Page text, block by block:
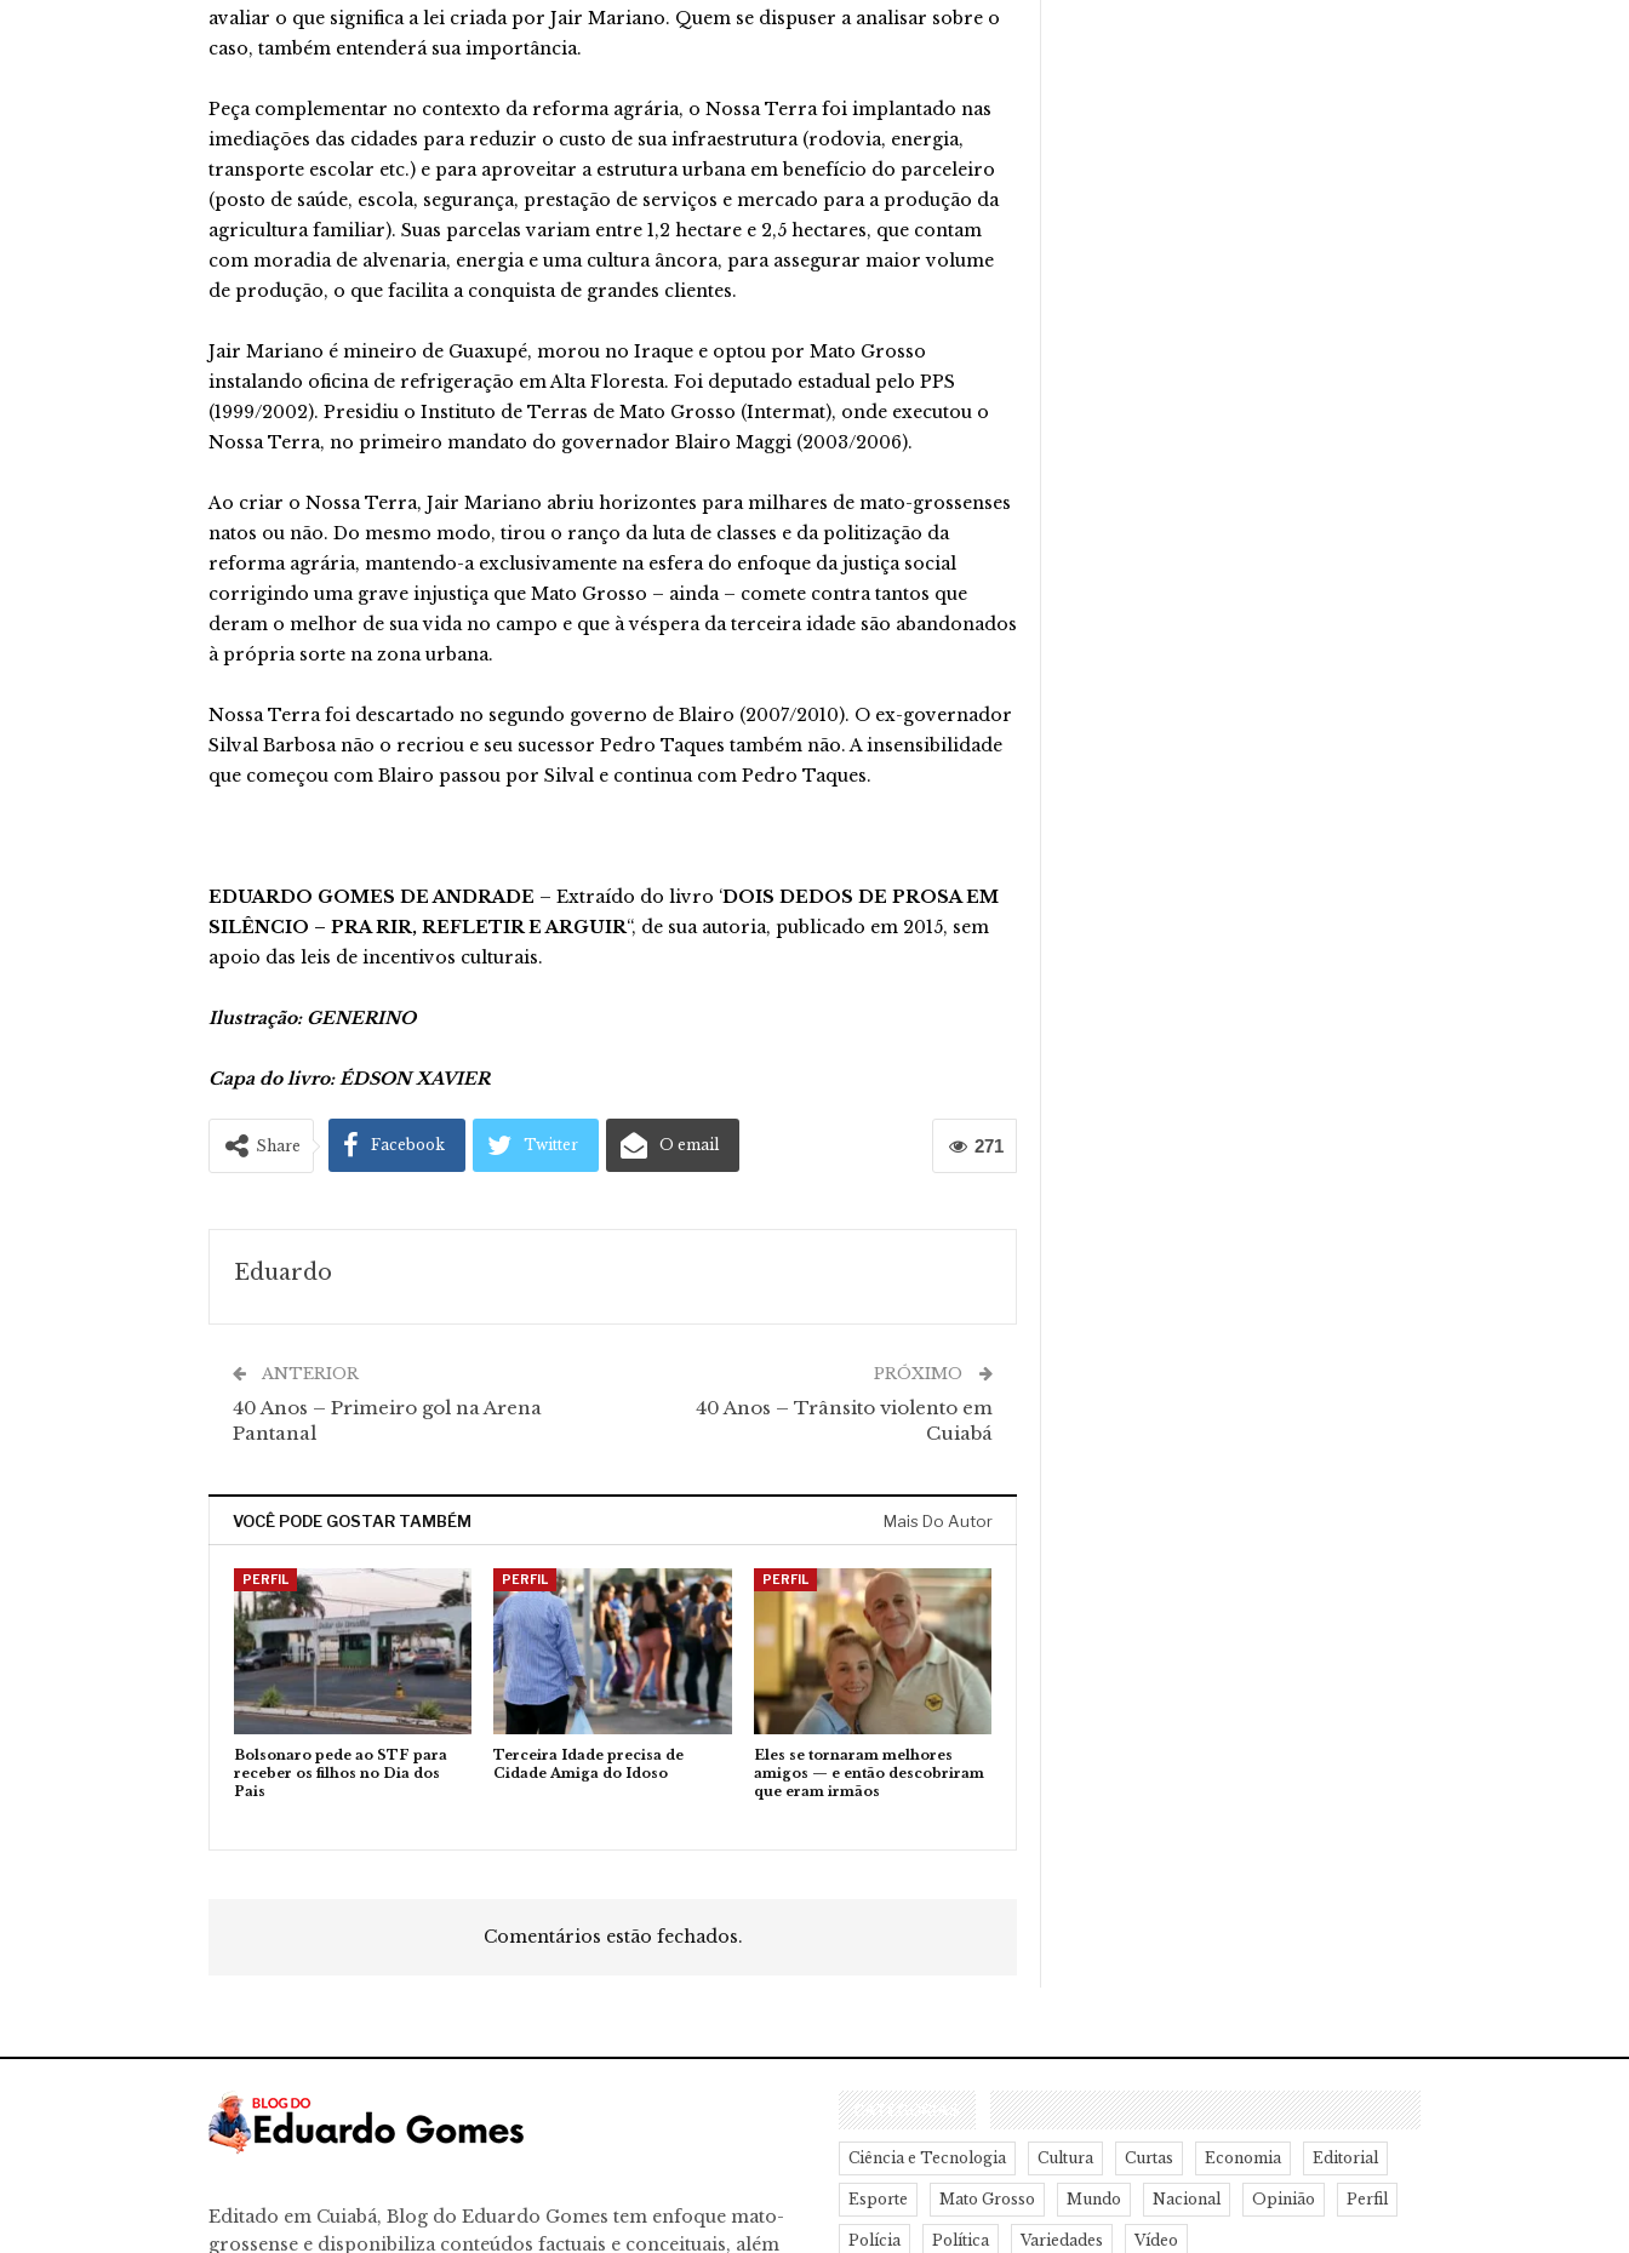
avaliar o que significa a lei criada por Jair Mariano. Quem se dispuser a analisar sobre o
caso, também entenderá sua importância.
Peça complementar no contexto da reforma agrária, o Nossa Terra foi implantado nas
imediações das cidades para reduzir o custo de sua infraestrutura (rodovia, energia,
transporte escolar etc.) e para aproveitar a estrutura urbana em benefício do parceleiro
(posto de saúde, escola, segurança, prestação de serviços e mercado para a produção da
agricultura familiar). Suas parcelas variam entre 1,2 hectare e 2,5 hectares, que contam
com moradia de alvenaria, energia e uma cultura âncora, para assegurar maior volume
de produção, o que facilita a conquista de grandes clientes.
Jair Mariano é mineiro de Guaxupé, morou no Iraque e optou por Mato Grosso
instalando oficina de refrigeração em Alta Floresta. Foi deputado estadual pelo PPS
(1999/2002). Presidiu o Instituto de Terras de Mato Grosso (Intermat), onde executou o
Nossa Terra, no primeiro mandato do governador Blairo Maggi (2003/2006).
Ao criar o Nossa Terra, Jair Mariano abriu horizontes para milhares de mato-grossenses
natos ou não. Do mesmo modo, tirou o ranço da luta de classes e da politização da
reforma agrária, mantendo-a exclusivamente na esfera do enfoque da justiça social
corrigindo uma grave injustiça que Mato Grosso – ainda – comete contra tantos que
deram o melhor de sua vida no campo e que à véspera da terceira idade são abandonados
à própria sorte na zona urbana.
Nossa Terra foi descartado no segundo governo de Blairo (2007/2010). O ex-governador
Silval Barbosa não o recriou e seu sucessor Pedro Taques também não. A insensibilidade
que começou com Blairo passou por Silval e continua com Pedro Taques.
EDUARDO GOMES DE ANDRADE – Extraído do livro ‘DOIS DEDOS DE PROSA EM
SILÊNCIO – PRA RIR, REFLETIR E ARGUIR“, de sua autoria, publicado em 2015, sem
apoio das leis de incentivos culturais.
Ilustração: GENERINO
Capa do livro: ÉDSON XAVIER
271
Share Facebook Twitter O email
Eduardo
ANTERIOR
40 Anos – Primeiro gol na Arena
Pantanal
PRÓXIMO
40 Anos – Trânsito violento em
Cuiabá
VOCÊ PODE GOSTAR TAMBÉM Mais Do Autor
PERFIL
Bolsonaro pede ao STF para
receber os filhos no Dia dos
Pais
PERFIL
Terceira Idade precisa de
Cidade Amiga do Idoso
PERFIL
Eles se tornaram melhores
amigos — e então descobriram
que eram irmãos
Comentários estão fechados.
Editado em Cuiabá, Blog do Eduardo Gomes tem enfoque mato-
grossense e disponibiliza conteúdos factuais e conceituais, além
CATEGORIAS
Ciência e Tecnologia Cultura Curtas Economia Editorial
Esporte Mato Grosso Mundo Nacional Opinião Perfil
Polícia Política Variedades Vídeo